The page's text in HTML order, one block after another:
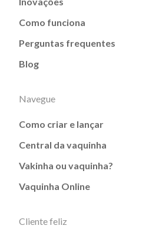
Como funciona
Perguntas frequentes
Blog
Navegue
Como criar e lançar
Central da vaquinha
Vakinha ou vaquinha?
Vaquinha Online
Cliente feliz